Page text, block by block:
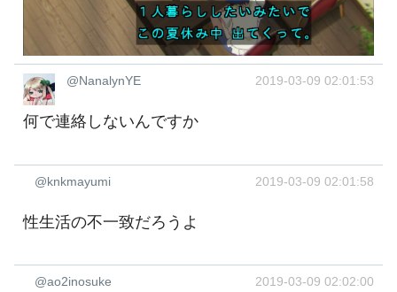
@NanalynYE 2019-03-09 02:01:53
何で連絡しないんですか
@knkmayumi 2019-03-09 02:01:58
性生活の不一致だろうよ
@ao2inosuke 2019-03-09 02:02:00